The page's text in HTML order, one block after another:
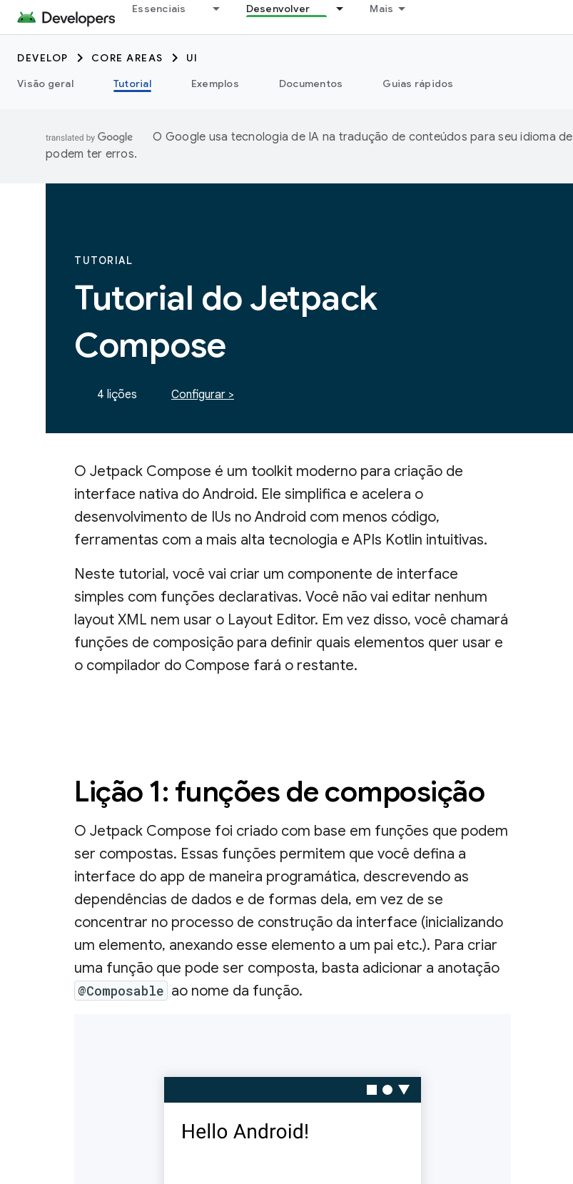
Essenciais Desenvolver Mais
DEVELOP CORE AREAS
UI
Visão geral
Tutorial Exemplos Documentos Guias rápidos
O Google usa tecnologia de IA na tradução de conteúdos para seu idioma
podem ter erros.
TUTORIAL
Tutorial do Jetpack
Compose
4 lições Configurar >
O Jetpack Compose é um toolkit moderno para criação de
interface nativa do Android. Ele simplifica e acelera o
desenvolvimento de IUs no Android com menos código,
ferramentas com a mais alta tecnologia e APIs Kotlin intuitivas.
Neste tutorial, você vai criar um componente de interface
simples com funções declarativas. Você não vai editar nenhum
layout XML nem usar o Layout Editor. Em vez disso, você chamará
funções de composição para definir quais elementos quer usar e
o compilador do Compose fará o restante.
Lição 1: funções de composição
O Jetpack Compose foi criado com base em funções que podem
ser compostas. Essas funções permitem que você defina a
interface do app de maneira programática, descrevendo as
dependências de dados e de formas dela, em vez de se
concentrar no processo de construção da interface (inicializando
um elemento, anexando esse elemento a um pai etc.). Para criar
uma função que pode ser composta, basta adicionar a anotação
@Composable ao nome da função.